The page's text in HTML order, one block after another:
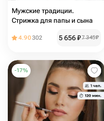
Мужские традиции.
Стрижка для папы и сына
4.90302 5 656₽7 345₽
-17%